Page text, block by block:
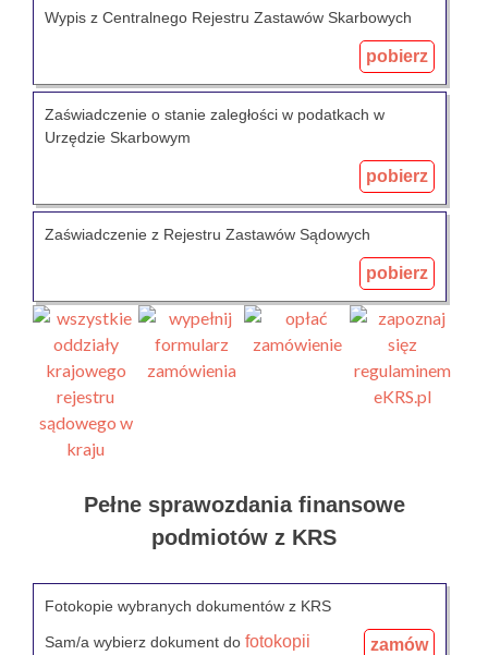
Wypis z Centralnego Rejestru Zastawów Skarbowych
pobierz
Zaświadczenie o stanie zaległości w podatkach w
Urzędzie Skarbowym
pobierz
Zaświadczenie z Rejestru Zastawów Sądowych
pobierz
Pełne sprawozdania finansowe
podmiotów z KRS
Fotokopie wybranych dokumentów z KRS
Sam/a wybierz dokument do fotokopii zamów